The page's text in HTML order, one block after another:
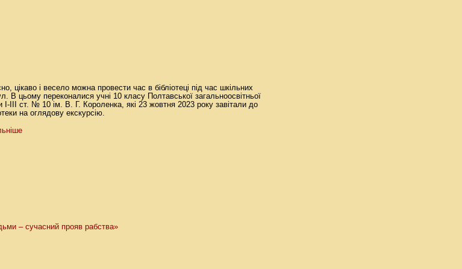
цікаво і весело можна провести час в бібліотеці під час шкільних
В цьому переконалися учні 10 класу Полтавської загальноосвітньої
І-ІІІ ст. № 10 ім. В. Г. Короленка, які 23 жовтня 2023 року завітали до
на оглядову екскурсію.
– сучасний прояв рабства»